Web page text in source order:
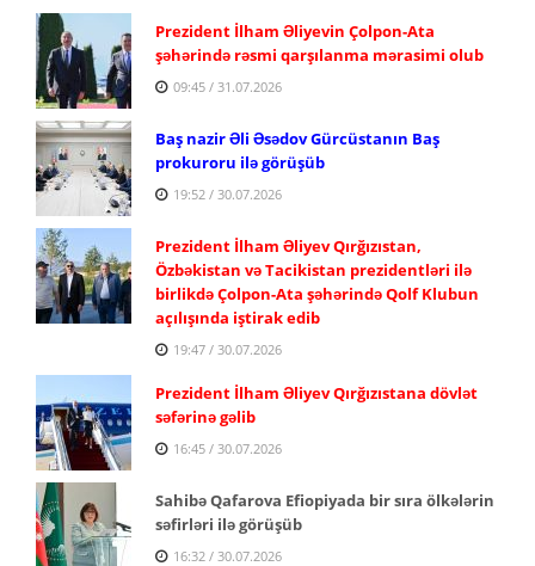
Prezident İlham Əliyevin Çolpon-Ata
şəhərində rəsmi qarşılanma mərasimi olub
09:45 / 31.07.2026
Baş nazir Əli Əsədov Gürcüstanın Baş
prokuroru ilə görüşüb
19:52 / 30.07.2026
Prezident İlham Əliyev Qırğızıstan,
Özbəkistan və Tacikistan prezidentləri ilə
birlikdə Çolpon-Ata şəhərində Qolf Klubun
açılışında iştirak edib
19:47 / 30.07.2026
Prezident İlham Əliyev Qırğızıstana dövlət
səfərinə gəlib
16:45 / 30.07.2026
Sahibə Qafarova Efiopiyada bir sıra ölkələrin
səfirləri ilə görüşüb
16:32 / 30.07.2026